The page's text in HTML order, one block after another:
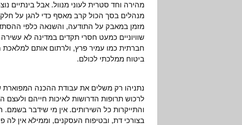
מהירה וחד סטרית לעוני מנוול. אבל בינתיים
מנהלים בסך הכול קרב מאסף כדי להגן על חלק
מזמן במאבק על התודעה, והשנאה כלפי
שוויוניים כמעט חסרי תקדים במדינה לא
חברתית כמו עמיר פרץ, ולרתום אותם
ביטוח ממלכתי לכולם.
נתניהו רק משלים את עבודת ההכנה המפוארת
לרכוש תרופות הדרושות לאיכות חייהם
והתייקרות כל השירותים. אין מי שידבר
בצורכי דת, ובטיפוח העסקנים, וממילא אין